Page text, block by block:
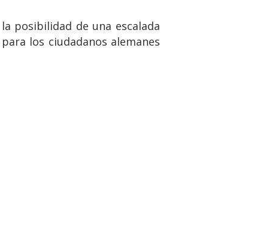
posibilidad de una escalada
los ciudadanos alemanes